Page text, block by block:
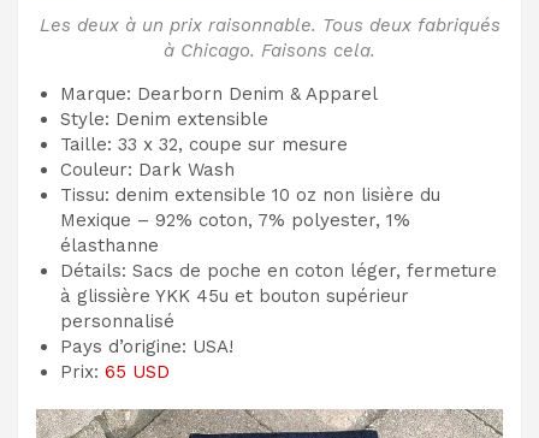
Les deux à un prix raisonnable. Tous deux fabriqués
à Chicago. Faisons cela.
Marque: Dearborn Denim & Apparel
Style: Denim extensible
Taille: 33 x 32, coupe sur mesure
Couleur: Dark Wash
Tissu: denim extensible 10 oz non lisière du
Mexique – 92% coton, 7% polyester, 1%
élasthanne
Détails: Sacs de poche en coton léger, fermeture
à glissière YKK 45u et bouton supérieur
personnalisé
Pays d’origine: USA!
Prix: 65 USD